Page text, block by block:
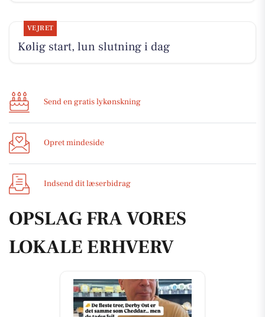
VEJRET
Kølig start, lun slutning i dag
Send en gratis lykønskning
Opret mindeside
Indsend dit læserbidrag
OPSLAG FRA VORES
LOKALE ERHVERV